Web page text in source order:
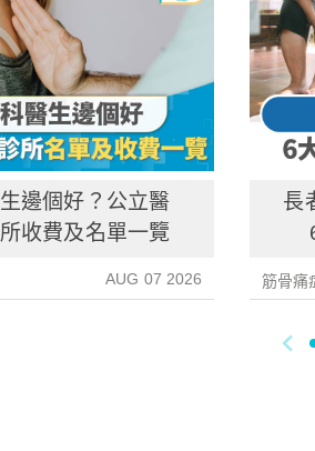
邊個好？公立醫
收費及名單一覽
AUG 07 2026
長
筋骨痛